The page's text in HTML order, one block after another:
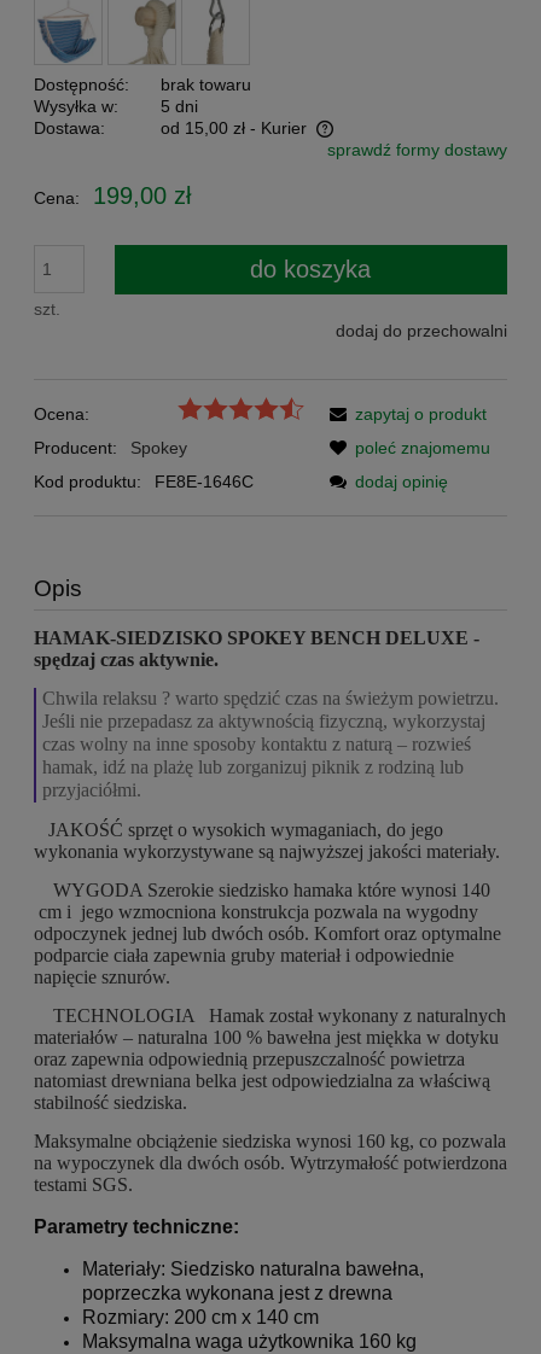
Dostępność:
brak towaru
Wysyłka w:
5 dni
Dostawa:
od 15,00 zł - Kurier
Cena nie zawiera ewentualnych kosztów płatnościsprawdź formy dostawy
Cena: 199,00 zł
szt.
do koszyka
dodaj do przechowalni
Ocena:
Producent:
Spokey
Kod produktu:
FE8E-1646C
zapytaj o produkt
poleć znajomemu
dodaj opinię
Opis
HAMAK-SIEDZISKO SPOKEY BENCH DELUXE -
spędzaj czas aktywnie.
Chwila relaksu ? warto spędzić czas na świeżym powietrzu.
Jeśli nie przepadasz za aktywnością fizyczną, wykorzystaj
czas wolny na inne sposoby kontaktu z naturą – rozwieś
hamak, idź na plażę lub zorganizuj piknik z rodziną lub
przyjaciółmi.
JAKOŚĆ sprzęt o wysokich wymaganiach, do jego
wykonania wykorzystywane są najwyższej jakości materiały.
WYGODA Szerokie siedzisko hamaka które wynosi 140
cm i jego wzmocniona konstrukcja pozwala na wygodny
odpoczynek jednej lub dwóch osób. Komfort oraz optymalne
podparcie ciała zapewnia gruby materiał i odpowiednie
napięcie sznurów.
TECHNOLOGIA Hamak został wykonany z naturalnych
materiałów – naturalna 100 % bawełna jest miękka w dotyku
oraz zapewnia odpowiednią przepuszczalność powietrza
natomiast drewniana belka jest odpowiedzialna za właściwą
stabilność siedziska.
Maksymalne obciążenie siedziska wynosi 160 kg, co pozwala
na wypoczynek dla dwóch osób. Wytrzymałość potwierdzona
testami SGS.
Parametry techniczne:
Materiały: Siedzisko naturalna bawełna,
poprzeczka wykonana jest z drewna
Rozmiary: 200 cm x 140 cm
Maksymalna waga użytkownika 160 kg